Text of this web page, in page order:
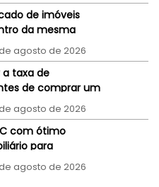
de imóveis
da mesma
agosto de 2026
a taxa de
de comprar um
agosto de 2026
com ótimo
para
agosto de 2026